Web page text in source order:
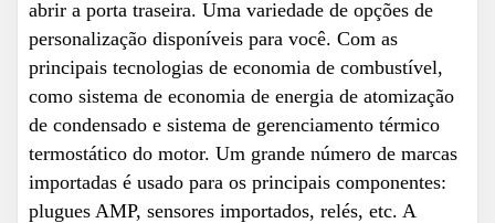
abrir a porta traseira. Uma variedade de opções de
personalização disponíveis para você. Com as
principais tecnologias de economia de combustível,
como sistema de economia de energia de atomização
de condensado e sistema de gerenciamento térmico
termostático do motor. Um grande número de marcas
importadas é usado para os principais componentes:
plugues AMP, sensores importados, relés, etc. A